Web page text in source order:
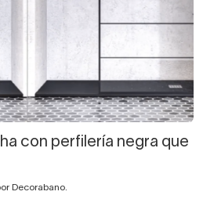
con perfilería negra que
Decorabano.